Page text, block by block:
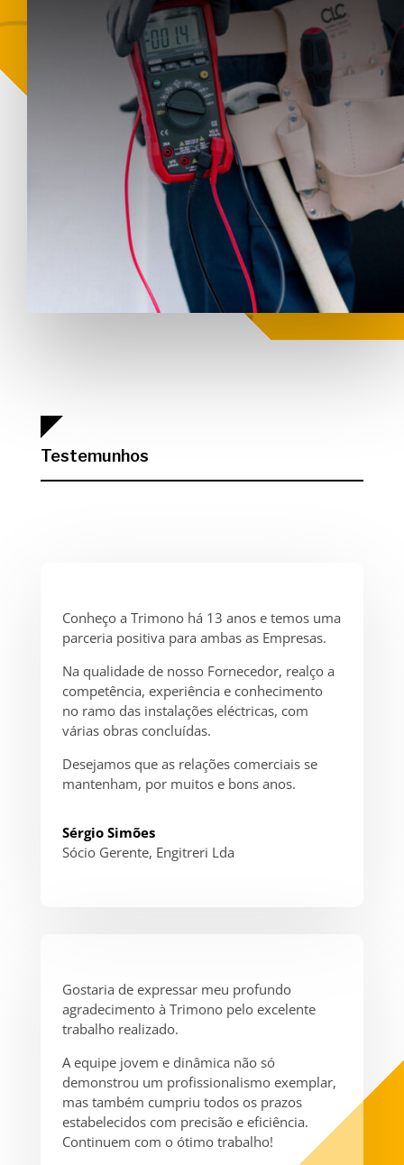
Testemunhos
Conheço a Trimono há 13 anos e temos uma
parceria positiva para ambas as Empresas.
Na qualidade de nosso Fornecedor, realço a
competência, experiência e conhecimento
no ramo das instalações eléctricas, com
várias obras concluídas.
Desejamos que as relações comerciais se
mantenham, por muitos e bons anos.
Sérgio Simões
Sócio Gerente, Engitreri Lda
Gostaria de expressar meu profundo
agradecimento à Trimono pelo excelente
trabalho realizado.
A equipe jovem e dinâmica não só
demonstrou um profissionalismo exemplar,
mas também cumpriu todos os prazos
estabelecidos com precisão e eficiência.
Continuem com o ótimo trabalho!